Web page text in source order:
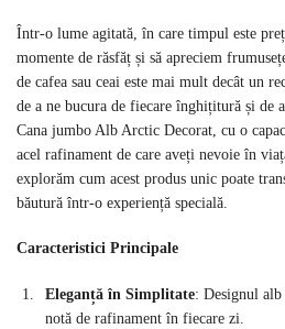
Într-o lume agitată, în care timpul este
momente de răsfăț și să apreciem
de cafea sau ceai este mai mult decât un
de a ne bucura de fiecare înghițitură și de
Cana jumbo Alb Arctic Decorat, cu o
acel rafinament de care aveți nevoie în
explorăm cum acest produs unic poate
băutură într-o experiență specială.
Caracteristici Principale
Eleganță în Simplitate: Designul
notă de rafinament în fiecare zi.